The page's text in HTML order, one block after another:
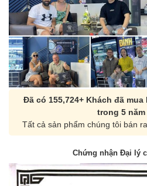
Đã có 155,724+ Khách đã
trong 5 năm
Tất cả sản phẩm chúng tôi bán
Chứng nhận Đại lý